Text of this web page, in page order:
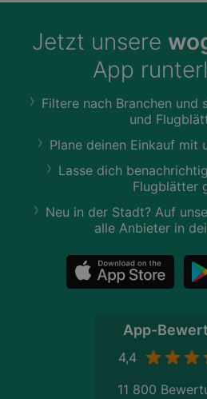
Jetzt unsere
App
Filtere nach Branchen und
und
Plane deinen Einkauf mit
Lasse dich
Flugblätter
Neu in der Stadt? Auf
alle Anbieter in
App-
4,4
11 800